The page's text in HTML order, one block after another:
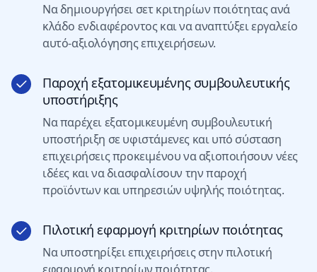
Να δημιουργήσει σετ κριτηρίων ποιότητας ανά
κλάδο ενδιαφέροντος και να αναπτύξει εργαλείο
αυτό-αξιολόγησης επιχειρήσεων.
Παροχή εξατομικευμένης συμβουλευτικής
υποστήριξης
Να παρέχει εξατομικευμένη συμβουλευτική
υποστήριξη σε υφιστάμενες και υπό σύσταση
επιχειρήσεις προκειμένου να αξιοποιήσουν νέες
ιδέες και να διασφαλίσουν την παροχή
προϊόντων και υπηρεσιών υψηλής ποιότητας.
Πιλοτική εφαρμογή κριτηρίων ποιότητας
Να υποστηρίξει επιχειρήσεις στην πιλοτική